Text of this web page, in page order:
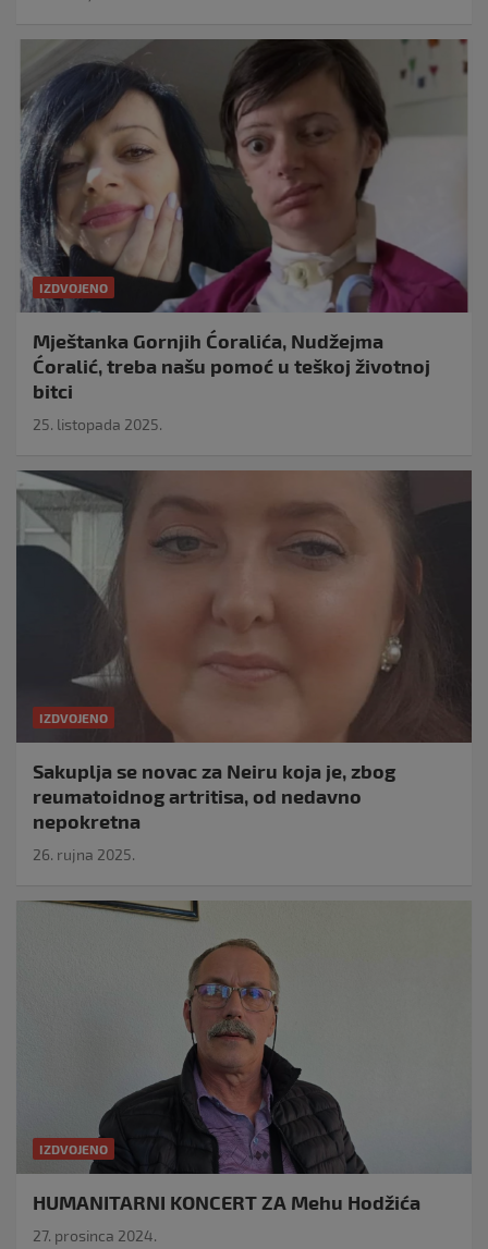
IZDVOJENO
Mještanka Gornjih Ćoralića, Nudžejma
Ćoralić, treba našu pomoć u teškoj životnoj
bitci
25. listopada 2025.
IZDVOJENO
Sakuplja se novac za Neiru koja je, zbog
reumatoidnog artritisa, od nedavno
nepokretna
26. rujna 2025.
IZDVOJENO
HUMANITARNI KONCERT ZA Mehu Hodžića
27. prosinca 2024.